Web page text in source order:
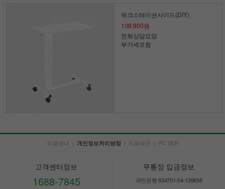
워크스테이션사이드(DIY)
108,900원
전화상담요망
부가세포함
이용안내 | 개인정보처리방침 | 이용약관 | PC VER
고객센터정보
1688-7845
무통장 입금정보
국민은행 834701-04-139858